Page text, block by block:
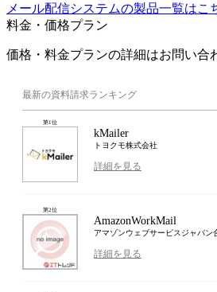
メール配信システムの製品一覧はこ
料金・価格プラン
価格・料金プランの詳細はお問い合
最新の資料請求ランキング
第1位
kMailer
トヨクモ株式会社
詳細を見る
第2位
AmazonWorkMail
アマゾンウェブサービスジャパン
詳細を見る